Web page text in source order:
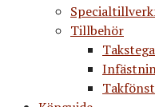
Tillbehör